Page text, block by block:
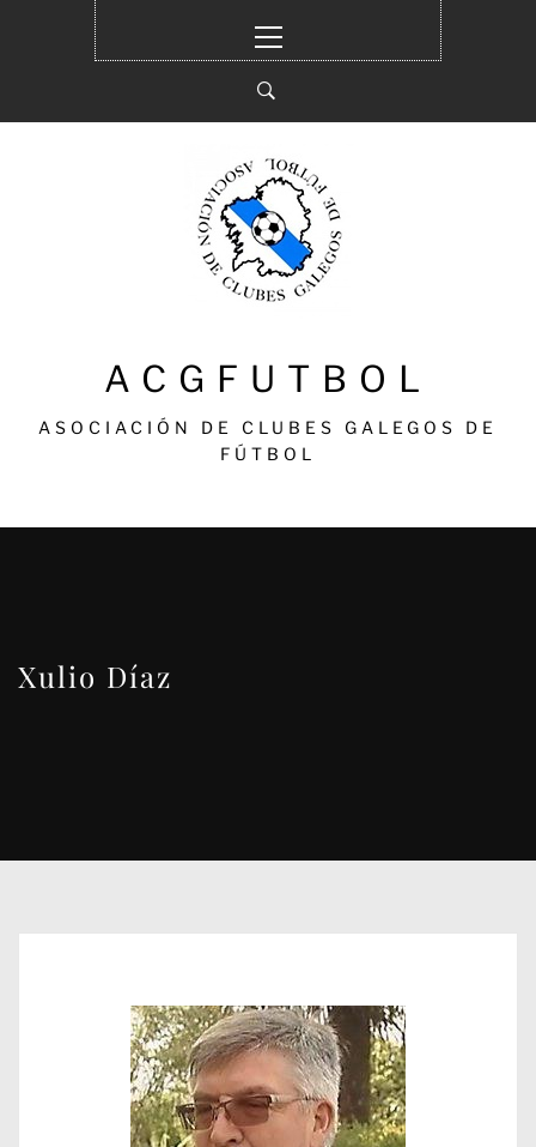
principal
ACGFUTBOL
ASOCIACIÓN DE CLUBES GALEGOS DE
FÚTBOL
Xulio Díaz